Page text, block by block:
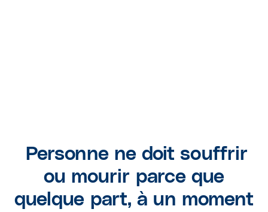
Personne ne doit souffrir
ou mourir parce que
quelque part, à un moment